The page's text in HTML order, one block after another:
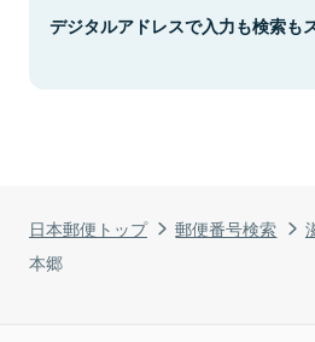
日本郵便トップ 郵便番号検索
本郷
デジタルアドレスで入力も検索も